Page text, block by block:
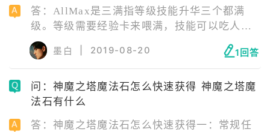
答：AllMax是三满指等级技能升华三个都满
级。等级需要经验卡来喂满，技能可以吃人面
小鸟（200回合技能点）和人面怪鸟（必定升级
一级技能）喂满或者吃五张和本卡技能相
墨白 2019-08-20 1回答
问：神魔之塔魔法石怎么快速获得 神魔之塔魔
法石有什么
答：神魔之塔魔法石怎么快速获得一：常规任